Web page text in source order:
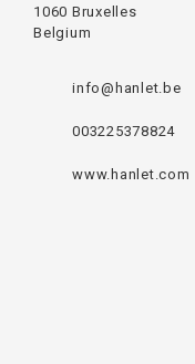
1060 Bruxelles
Belgium
info@hanlet.be
003225378824
www.hanlet.com